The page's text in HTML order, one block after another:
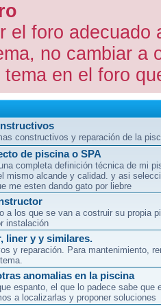
el foro
no cambiar a
en el foro
constructivos y reparación de la
de piscina o SPA
completa definición técnica de mi
mismo alcande y calidad. y asi
me esten dando gato por liebre
a los que se van a costruir su propia
instalación
liner y y similares.
y reparación. Para mantenimiento,
anomalias en la piscina
espanto, el que lo padece sabe que
a localizarlas y proponer soluciones